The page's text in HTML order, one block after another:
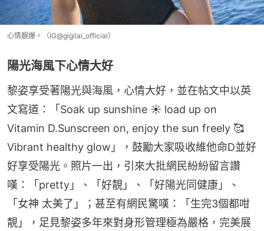
心情靚爆。（IG@gigilai_official）
陽光海風下心情大好
黎姿享受著陽光與海風，心情大好，並在帖文中以英
文寫道：「Soak up sunshine ☀️ load up on
Vitamin D.Sunscreen on, enjoy the sun freely 🥰
Vibrant healthy glow」，鼓勵大家吸收維他命D並好
好享受陽光。照片一出，引來大批網民紛紛留言讚
嘆：「pretty」、「好靚」、「好陽光同健康」、
「女神 太美了」；甚至有網民驚嘆：「生完3個都咁
靚」，足見黎姿多年來對身形管理極為嚴格，完美展